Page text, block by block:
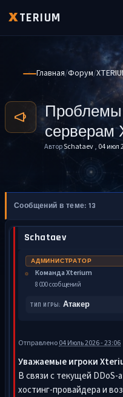
XTERIUM
Главная Форум
Проблемы
серверам
АвторSchataev, 04 июл
Сообщений в теме: 13
Schataev
АДМИНИСТРАТОР
Команда Xterium
8 000 сообщений
ТИП ИГРЫ: Атакер
Отправлено04 Июль 2026 - 23:06
Уважаемые игроки
В связи с текущей DDoS-
хостинг-провайдера и